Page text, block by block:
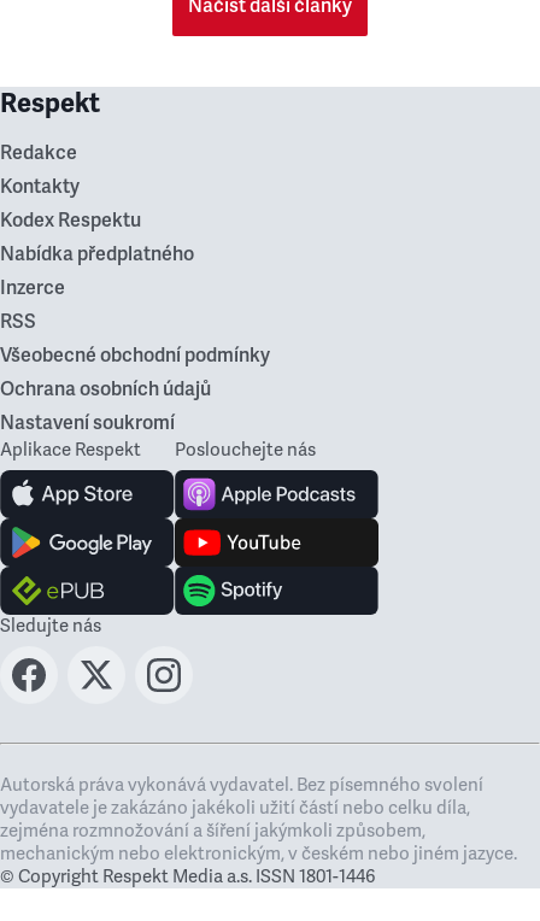
Načíst další články
Respekt
Redakce
Kontakty
Kodex Respektu
Nabídka předplatného
Inzerce
RSS
Všeobecné obchodní podmínky
Ochrana osobních údajů
Nastavení soukromí
Aplikace Respekt Poslouchejte nás
Sledujte nás
Autorská práva vykonává vydavatel. Bez písemného svolení
vydavatele je zakázáno jakékoli užití částí nebo celku díla,
zejména rozmnožování a šíření jakýmkoli způsobem,
mechanickým nebo elektronickým, v českém nebo jiném jazyce.
© Copyright Respekt Media a.s. ISSN 1801-1446